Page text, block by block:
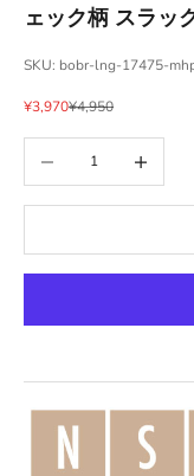
ェック柄 スラッ
SKU: bobr-lng-17475-
セール価格
¥3,970通常価格
¥4,950